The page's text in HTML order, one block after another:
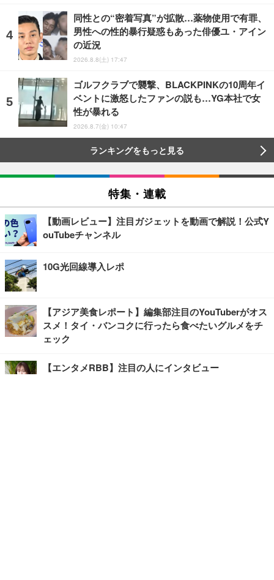
同性との“密着写真”が拡散…薬物使用で有罪、
男性への性的暴行疑惑もあった俳優ユ・アイン
の近況
2026.8.8(土) 17:47
ゴルフクラブで襲撃、BLACKPINKの10周年イ
ベントに激怒したファンの説も…YG本社で女
性が暴れる
2026.8.7(金) 10:47
ランキングをもっと見る
特集・連載
【動画レビュー】注目ガジェットを動画で解説！公式Y
ouTubeチャンネル
10G光回線導入レポ
【アジア美食レポート】編集部注目のYouTuberがオス
スメ！タイ・バンコクに行ったら食べたいグルメをチ
ェック
【エンタメRBB】注目の人にインタビュー